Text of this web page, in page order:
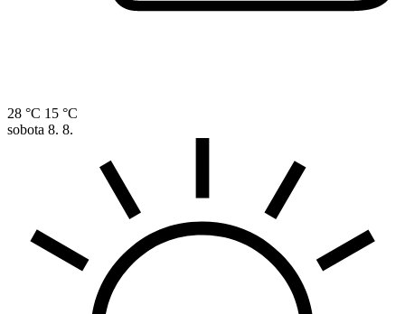
28 °C 15 °C
sobota 8. 8.